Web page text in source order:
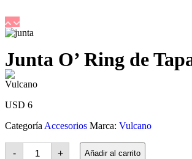
Junta O’ Ring de
USD 6
Categoría Accesorios Marca: Vulcano
- + Añadir al carrito